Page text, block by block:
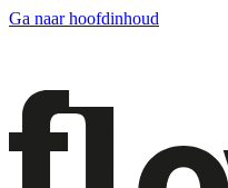
Ga naar hoofdinhoud